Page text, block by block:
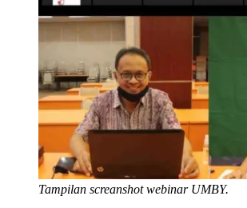
Tampilan screanshot webinar UMBY.